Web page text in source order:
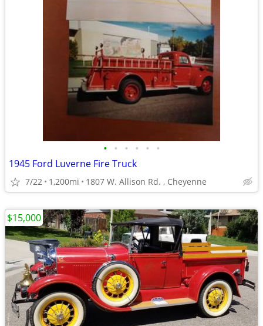
• • • • • •
1945 Ford Luverne Fire Truck
7/22 1,200mi 1807 W. Allison Rd. , Cheyenne
$15,000